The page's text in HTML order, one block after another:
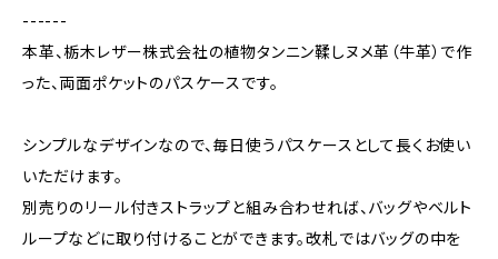
------
本革、栃木レザー株式会社の植物タンニン鞣しヌメ革（牛革）で作
った、両面ポケットのパスケースです。
シンプルなデザインなので、毎日使うパスケースとして長くお使い
いただけます。
別売りのリール付きストラップと組み合わせれば、バッグやベルト
ループなどに取り付けることができます。改札ではバッグの中を